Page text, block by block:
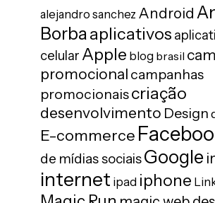
alejandro sanchez Android
Borba aplicativos
celular Apple blog brasil
promocional campanhas
promocionaiscriação
desenvolvimento Design
E-commerce
de mídias sociaisGoogle
internet ipad iphone